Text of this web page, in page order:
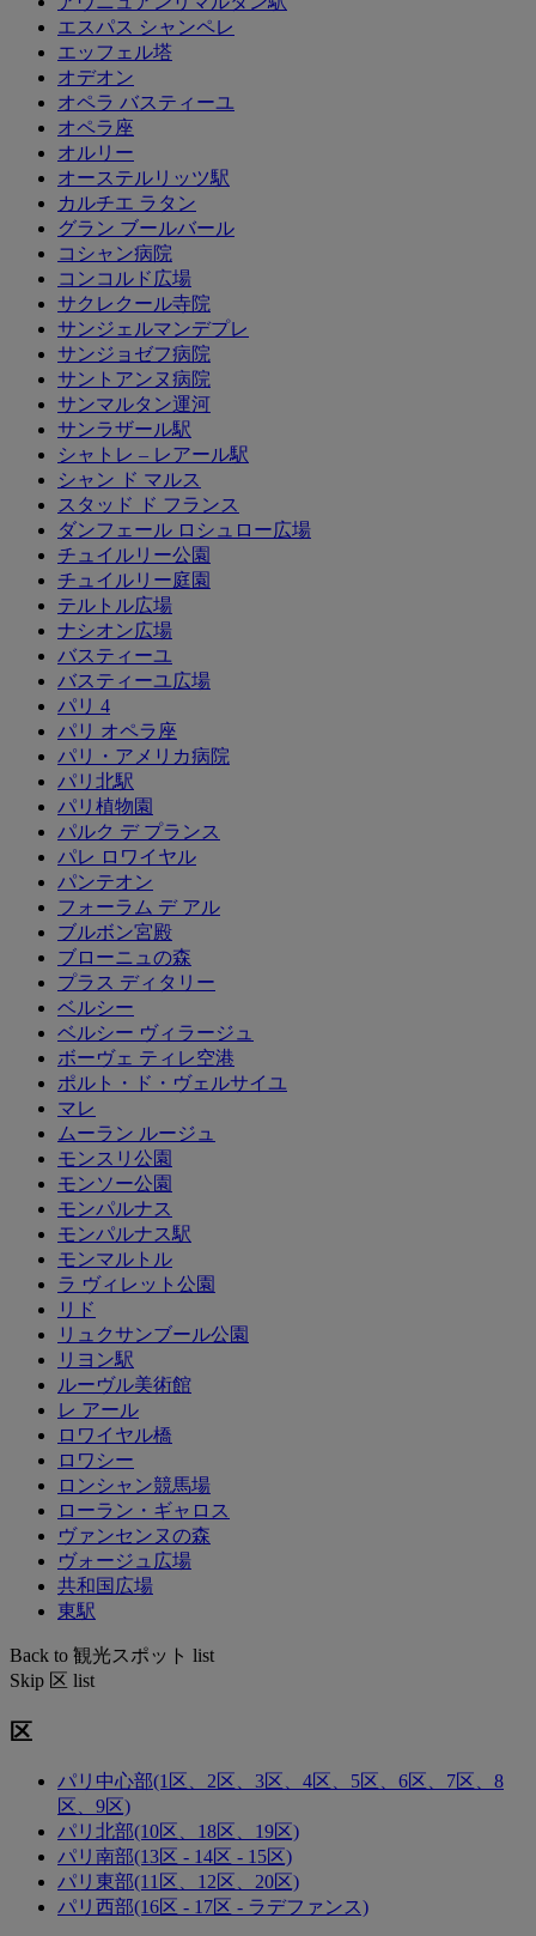
エスパス シャンペレ
エッフェル塔
オデオン
オペラ バスティーユ
オペラ座
オルリー
オーステルリッツ駅
カルチエ ラタン
グラン ブールバール
コシャン病院
コンコルド広場
サクレクール寺院
サンジェルマンデプレ
サンジョゼフ病院
サントアンヌ病院
サンマルタン運河
サンラザール駅
シャトレ – レアール駅
シャン ド マルス
スタッド ド フランス
ダンフェール ロシュロー広場
チュイルリー公園
チュイルリー庭園
テルトル広場
ナシオン広場
バスティーユ
バスティーユ広場
パリ 4
パリ オペラ座
パリ・アメリカ病院
パリ北駅
パリ植物園
パルク デ プランス
パレ ロワイヤル
パンテオン
フォーラム デ アル
ブルボン宮殿
ブローニュの森
プラス ディタリー
ベルシー
ベルシー ヴィラージュ
ボーヴェ ティレ空港
ポルト・ド・ヴェルサイユ
マレ
ムーラン ルージュ
モンスリ公園
モンソー公園
モンパルナス
モンパルナス駅
モンマルトル
ラ ヴィレット公園
リド
リュクサンブール公園
リヨン駅
ルーヴル美術館
レ アール
ロワイヤル橋
ロワシー
ロンシャン競馬場
ローラン・ギャロス
ヴァンセンヌの森
ヴォージュ広場
共和国広場
東駅
Back to 観光スポット list
Skip 区 list
区
パリ中心部(1区、2区、3区、4区、5区、6区、7区、8
区、9区)
パリ北部(10区、18区、19区)
パリ南部(13区 - 14区 - 15区)
パリ東部(11区、12区、20区)
パリ西部(16区 - 17区 - ラデファンス)